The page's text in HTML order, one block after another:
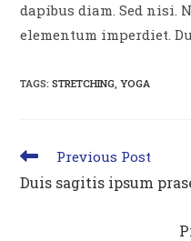
dapibus diam. Sed nisi.
elementum imperdiet.
TAGS:STRETCHING, YOGA
Read
more
articles
Previous Post
Duis sagitis ipsum